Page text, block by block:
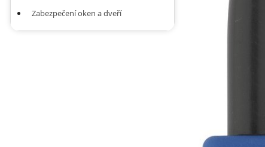
Zabezpečení oken a dveří